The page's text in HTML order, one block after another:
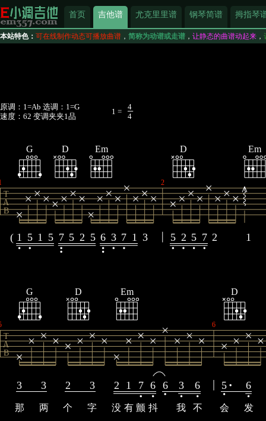
首页 吉他谱 尤克里里谱 钢琴简谱 拇指琴
本站特色： 可在线制作动态可播放曲谱 ， 简称为动谱或走谱 ， 让静态的曲谱动起来 ，
原调：1=Ab 选调：1=G
速度：62 变调夹夹1品
1 =
4
4
T
A
B
G D Em
1 5 1 5 7 5 2 5 6 3 7 1 3
(
2
D Em
5 2 5 7 2 1
T
A
B
G D Em
3 3 2 3 2 1 7 6 6 3 6
那 两 个 字 没 有 颤 抖 我 不
6
D
5 6
会 发